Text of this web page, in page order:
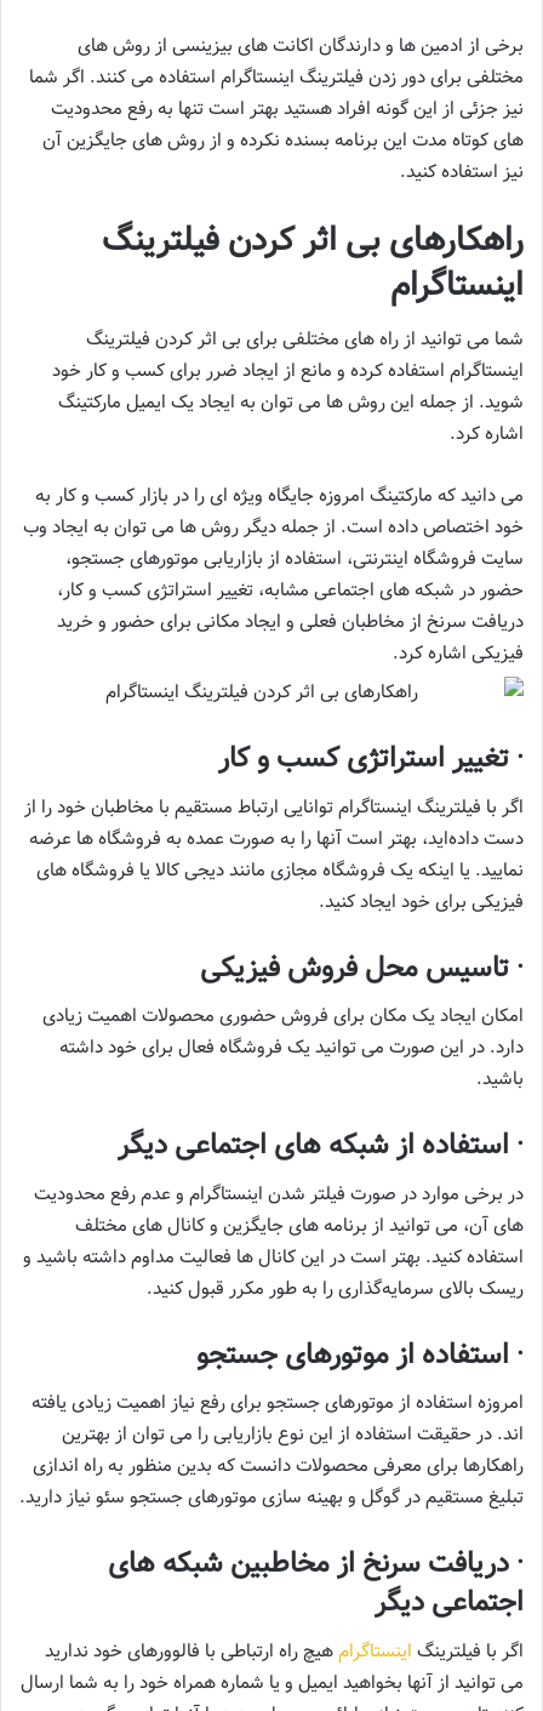
برخی از ادمین ‌ها و دارندگان اکانت ‌های بیزینسی از روش‌ های
مختلفی برای دور زدن فیلترینگ اینستاگرام استفاده می‌ کنند. اگر شما
نیز جزئی از این گونه افراد هستید بهتر است تنها به رفع محدودیت
‌های کوتاه مدت این برنامه بسنده نکرده و از روش‌ های جایگزین آن
نیز استفاده کنید.
راهکارهای بی ‌اثر کردن فیلترینگ
اینستاگرام
شما می ‌توانید از راه‌ های مختلفی برای بی ‌اثر کردن فیلترینگ
اینستاگرام استفاده کرده و مانع از ایجاد ضرر برای کسب و کار خود
شوید. از جمله این روش ‌ها می ‌توان به ایجاد یک ایمیل مارکتینگ
اشاره کرد.
می ‌دانید که مارکتینگ امروزه جایگاه ویژه ‌ای را در بازار کسب و کار به
خود اختصاص داده است. از جمله دیگر روش ‌ها می‌ توان به ایجاد وب
سایت فروشگاه اینترنتی، استفاده از بازاریابی موتورهای جستجو،
حضور در شبکه ‌های اجتماعی مشابه، تغییر استراتژی کسب و کار،
دریافت سرنخ از مخاطبان فعلی و ایجاد مکانی برای حضور و خرید
فیزیکی اشاره کرد.
· تغییر استراتژی کسب و کار
اگر با فیلترینگ اینستاگرام توانایی ارتباط مستقیم با مخاطبان خود را از
دست داده‌اید، بهتر است آنها را به صورت عمده به فروشگاه‌ ها عرضه
نمایید. یا اینکه یک فروشگاه مجازی مانند دیجی کالا یا فروشگاه‌ های
فیزیکی برای خود ایجاد کنید.
· تاسیس محل فروش فیزیکی
امکان ایجاد یک مکان برای فروش حضوری محصولات اهمیت زیادی
دارد. در این صورت می ‌توانید یک فروشگاه فعال برای خود داشته
باشید.
· استفاده از شبکه ‌های اجتماعی دیگر
در برخی موارد در صورت فیلتر شدن اینستاگرام و عدم رفع محدودیت
‌های آن، می ‌توانید از برنامه ‌های جایگزین و کانال‌ های مختلف
استفاده کنید. بهتر است در این کانال‌ ها فعالیت مداوم داشته باشید و
ریسک بالای سرمایه‌گذاری را به طور مکرر قبول کنید.
· استفاده از موتورهای جستجو
امروزه استفاده از موتورهای جستجو برای رفع نیاز اهمیت زیادی یافته
‌اند. در حقیقت استفاده از این نوع بازاریابی را می ‌توان از بهترین
راهکارها برای معرفی محصولات دانست که بدین منظور به راه‌ اندازی
تبلیغ مستقیم در گوگل و بهینه ‌سازی موتورهای جستجو سئو نیاز دارید.
· دریافت سرنخ از مخاطبین شبکه ‌های
اجتماعی دیگر
اگر با فیلترینگ اینستاگرامهیچ راه ارتباطی با فالوورهای خود ندارید
می‌ توانید از آنها بخواهید ایمیل و یا شماره همراه خود را به شما ارسال